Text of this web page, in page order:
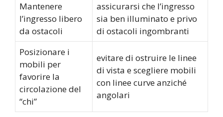
Mantenere
l’ingresso libero
da ostacoli
assicurarsi che l’ingresso
sia ben illuminato e privo
di ostacoli ingombranti
Posizionare i
mobili per
favorire la
circolazione del
“chi”
evitare di ostruire le linee
di vista e scegliere mobili
con linee curve anziché
angolari